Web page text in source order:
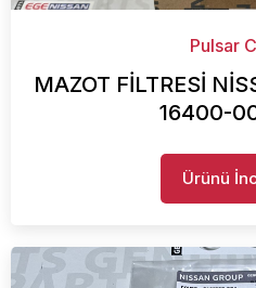
Pulsar
MAZOT FİLTRESİ
16400-
Ürünü